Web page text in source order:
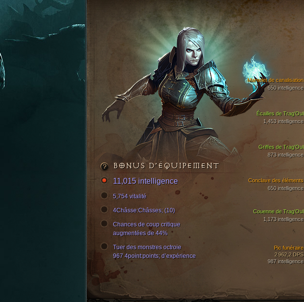
Écailles de Trag’Oul
1,453 intelligence
Griffes de Trag’Oul
873 intelligence
Mantelet de canalisation
650 intelligence
Couenne de Trag’Oul
1,173 intelligence
Pic funéraire
2 962,2 DPS
987 intelligence
Conclave des éléments
650 intelligence
BONUS D’ÉQUIPEMENT
11,015 intelligence
5,754 vitalité
4Châsse:Châsses; (10)
Chances de coup critique
augmentées de 44%
Tuer des monstres octroie
967 4point:points; d’expérience